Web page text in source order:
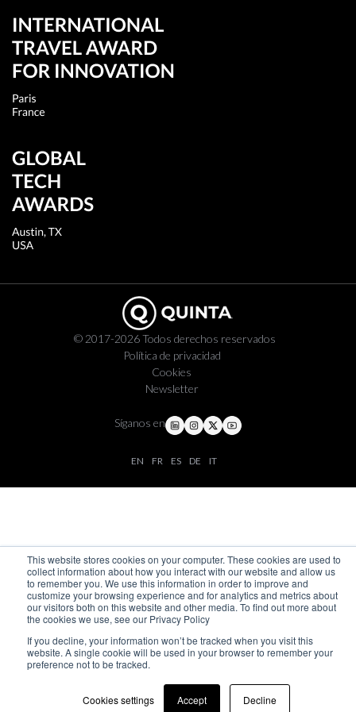
This website stores cookies on your computer. These cookies are used to
collect information about how you interact with our website and allow us
to remember you. We use this information in order to improve and
customize your browsing experience and for analytics and metrics about
our visitors both on this website and other media. To find out more about
the cookies we use, see our Privacy Policy
If you decline, your information won’t be tracked when you visit this
website. A single cookie will be used in your browser to remember your
preference not to be tracked.
Cookies settings Accept Decline
© 2017-2026 Todos derechos reservados
Política de privacidad
Cookies
Newsletter
Síganos en
EN FR ES DE IT